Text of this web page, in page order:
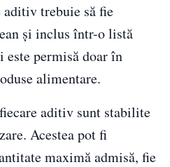
aditiv trebuie să fie
și inclus într-o listă
permisă doar în
alimentare.
aditiv sunt stabilite
Acestea pot fi
maximă admisă, fie